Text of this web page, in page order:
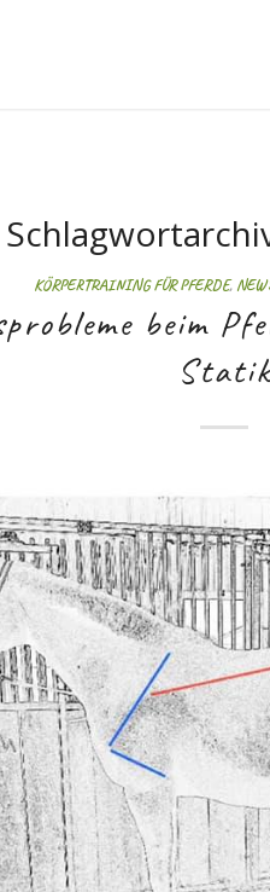
KÖRPERTRAINING FÜR PFERDE,
beim
Statik